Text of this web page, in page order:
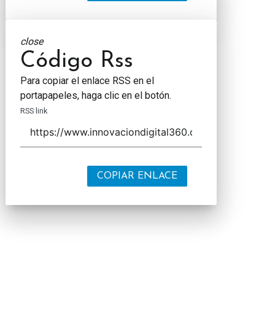
close
Código Rss
Para copiar el enlace RSS en el
portapapeles, haga clic en el botón.
RSS link
COPIAR ENLACE